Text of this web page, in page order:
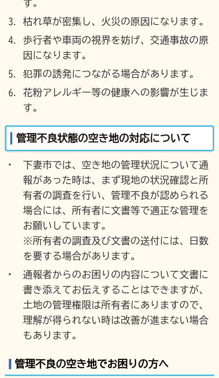
す。
枯れ草が密集し、火災の原因になります。
歩行者や車両の視界を妨げ、交通事故の原
因になります。
犯罪の誘発につながる場合があります。
花粉アレルギー等の健康への影響が生じま
す。
管理不良状態の空き地の対応について
下妻市では、空き地の管理状況について通
報があった時は、まず現地の状況確認と所
有者の調査を行い、管理不良が認められる
場合には、所有者に文書等で適正な管理を
お願いしています。
※所有者の調査及び文書の送付には、日数
を要する場合があります。
通報者からのお困りの内容について文書に
書き添えてお伝えすることはできますが、
土地の管理権限は所有者にありますので、
理解が得られない時は改善が進まない場合
もあります。
管理不良の空き地でお困りの方へ